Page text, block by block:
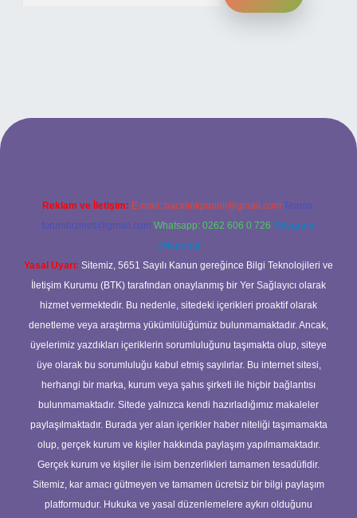
yeni giriş adresi
Reklam ve İletişim: E-mail: backlinkpaneli@gmail.com Teams:
forumhizmeti@gmail.com Whatsapp: 0262 606 0 726 Telegram:
@karabul
Yasal Uyarı: Sitemiz, 5651 Sayılı Kanun gereğince Bilgi Teknolojileri ve
İletişim Kurumu (BTK) tarafından onaylanmış bir Yer Sağlayıcı olarak
hizmet vermektedir. Bu nedenle, sitedeki içerikleri proaktif olarak
denetleme veya araştırma yükümlülüğümüz bulunmamaktadır. Ancak,
üyelerimiz yazdıkları içeriklerin sorumluluğunu taşımakta olup, siteye
üye olarak bu sorumluluğu kabul etmiş sayılırlar. Bu internet sitesi,
herhangi bir marka, kurum veya şahıs şirketi ile hiçbir bağlantısı
bulunmamaktadır. Sitede yalnızca kendi hazırladığımız makaleler
paylaşılmaktadır. Burada yer alan içerikler haber niteliği taşımamakta
olup, gerçek kurum ve kişiler hakkında paylaşım yapılmamaktadır.
Gerçek kurum ve kişiler ile isim benzerlikleri tamamen tesadüfidir.
Sitemiz, kar amacı gütmeyen ve tamamen ücretsiz bir bilgi paylaşım
platformudur. Hukuka ve yasal düzenlemelere aykırı olduğunu